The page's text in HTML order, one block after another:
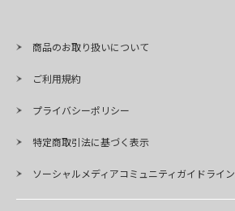
商品のお取り扱いについて
ご利用規約
プライバシーポリシー
特定商取引法に基づく表示
ソーシャルメディアコミュニティガイドライン